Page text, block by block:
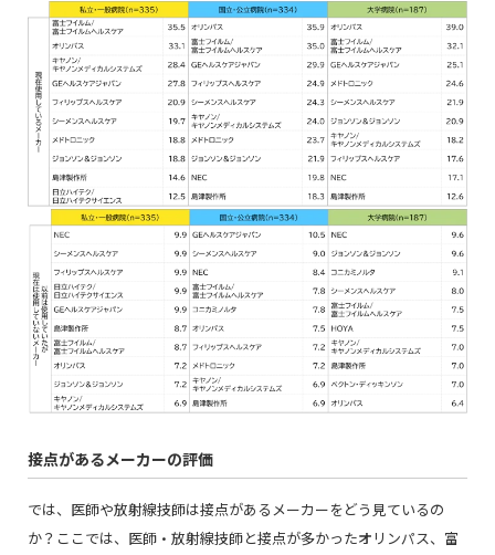
接点があるメーカーの評価
では、医師や放射線技師は接点があるメーカーをどう見ているの
か？ここでは、医師・放射線技師と接点が多かったオリンパス、富